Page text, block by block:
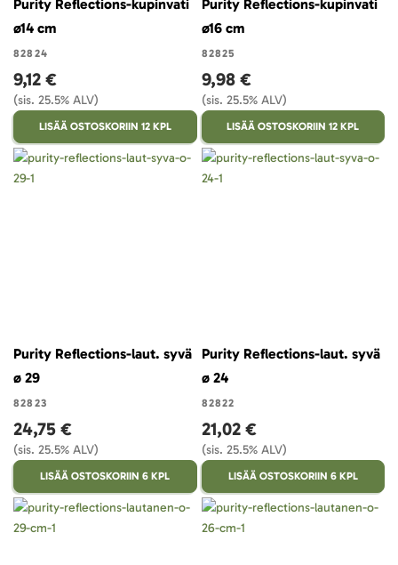
Purity Reflections-kupinvati
ø14 cm
82824
9,12 €
(sis. 25.5% ALV)
LISÄÄ OSTOSKORIIN 12 KPL
Purity Reflections-kupinvati
ø16 cm
82825
9,98 €
(sis. 25.5% ALV)
LISÄÄ OSTOSKORIIN 12 KPL
Purity Reflections-laut. syvä
ø 29
82823
24,75 €
(sis. 25.5% ALV)
LISÄÄ OSTOSKORIIN 6 KPL
Purity Reflections-laut. syvä
ø 24
82822
21,02 €
(sis. 25.5% ALV)
LISÄÄ OSTOSKORIIN 6 KPL